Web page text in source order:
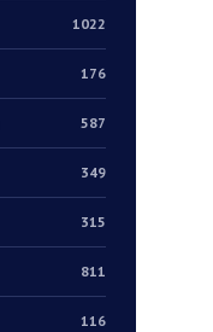
1022
176
587
349
315
811
116